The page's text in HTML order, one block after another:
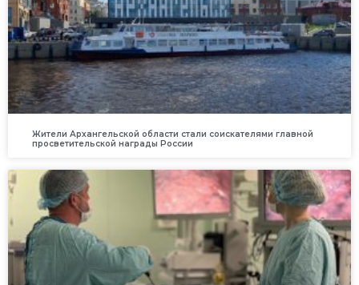
Жители Архангельской области стали соискателями главной
просветительской награды России